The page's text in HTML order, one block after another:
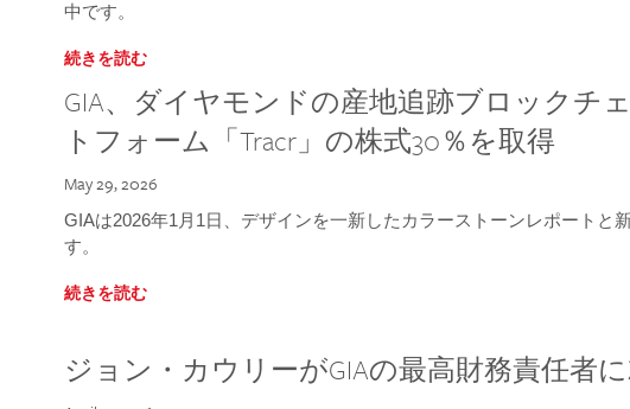
中です。
続きを読む
GIA、ダイヤモンドの産地追跡ブロックチ
トフォーム「Tracr」の株式30％を取得
May 29, 2026
GIAは2026年1月1日、デザインを一新したカラーストーンレポートと
す。
続きを読む
ジョン・カウリーがGIAの最高財務責任者